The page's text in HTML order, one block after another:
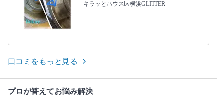
キラッとハウスby横浜GLITTER
口コミをもっと見る
プロが答えてお悩み解決